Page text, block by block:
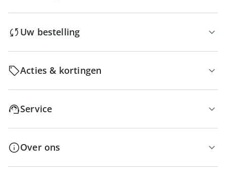
Uw bestelling
Acties & kortingen
Service
Over ons